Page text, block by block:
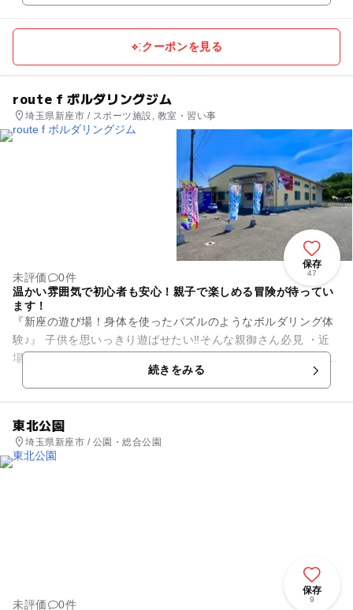
クーポンを見る
route f ボルダリングジム
埼玉県新座市 / スポーツ施設, 教室・習い事
保存
47
未評価
0件
温かい雰囲気で初心者も安心！親子で楽しめる冒険が待ってい
ます！
『新座の遊び場！身体を使ったパズルのようなボルダリング体
験♪』 子供を思いっきり遊ばせたい‼そんな親御さん必見 ・近
場で、子供を思いっきり遊ばせられるところないかな～ ・公園
続きをみる
東北公園
埼玉県新座市 / 公園・総合公園
保存
9
未評価 0件